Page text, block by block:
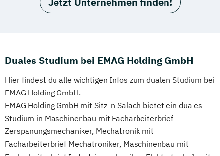
Duales Studium bei EMAG Holding GmbH
Hier findest du alle wichtigen Infos zum dualen Studium bei
EMAG Holding GmbH.
EMAG Holding GmbH mit Sitz in Salach bietet ein duales
Studium in Maschinenbau mit Facharbeiterbrief
Zerspanungsmechaniker, Mechatronik mit
Facharbeiterbrief Mechatroniker, Maschinenbau mit